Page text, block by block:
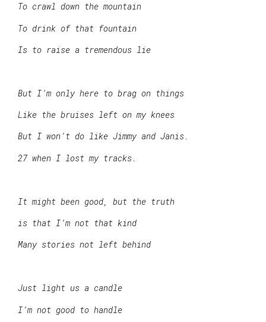
To crawl down the mountain
To drink of that fountain
Is to raise a tremendous lie
But I’m only here to brag on things
Like the bruises left on my knees
But I won’t do like Jimmy and Janis.
27 when I lost my tracks.
It might been good, but the truth
is that I’m not that kind
Many stories not left behind
Just light us a candle
I’m not good to handle